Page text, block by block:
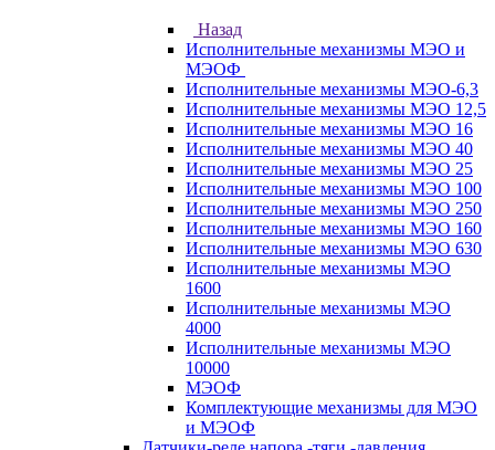
Назад
Исполнительные механизмы МЭО и
МЭОФ
Исполнительные механизмы МЭО-6,3
Исполнительные механизмы МЭО 12,5
Исполнительные механизмы МЭО 16
Исполнительные механизмы МЭО 40
Исполнительные механизмы МЭО 25
Исполнительные механизмы МЭО 100
Исполнительные механизмы МЭО 250
Исполнительные механизмы МЭО 160
Исполнительные механизмы МЭО 630
Исполнительные механизмы МЭО
1600
Исполнительные механизмы МЭО
4000
Исполнительные механизмы МЭО
10000
МЭОФ
Комплектующие механизмы для МЭО
и МЭОФ